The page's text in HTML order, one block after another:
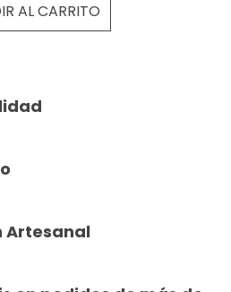
AL CARRITO
Artesanal